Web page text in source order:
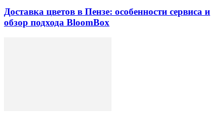
Доставка цветов в Пензе: особенности сервиса и
обзор подхода BloomBox